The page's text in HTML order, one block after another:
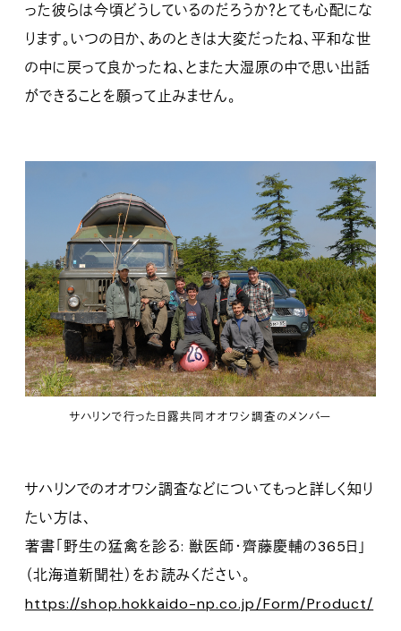
った彼らは今頃どうしているのだろうか？とても心配にな
ります。いつの日か、あのときは大変だったね、平和な世
の中に戻って良かったね、とまた大湿原の中で思い出話
ができることを願って止みません。
サハリンで行った日露共同オオワシ調査のメンバー
サハリンでのオオワシ調査などについてもっと詳しく知り
たい方は、
著書「野生の猛禽を診る: 獣医師・齊藤慶輔の365日」
（北海道新聞社）をお読みください。
https://shop.hokkaido-np.co.jp/Form/Product/